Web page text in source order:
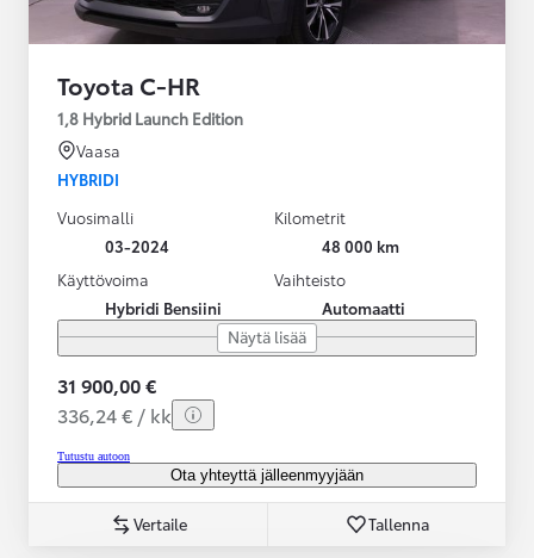
Toyota C-HR
1,8 Hybrid Launch Edition
Vaasa
HYBRIDI
Vuosimalli
03-2024
Kilometrit
48 000 km
Käyttövoima
Hybridi Bensiini
Vaihteisto
Automaatti
Näytä lisää
31 900,00 €
336,24 € / kk
Tutustu autoon
Ota yhteyttä jälleenmyyjään
Vertaile Tallenna